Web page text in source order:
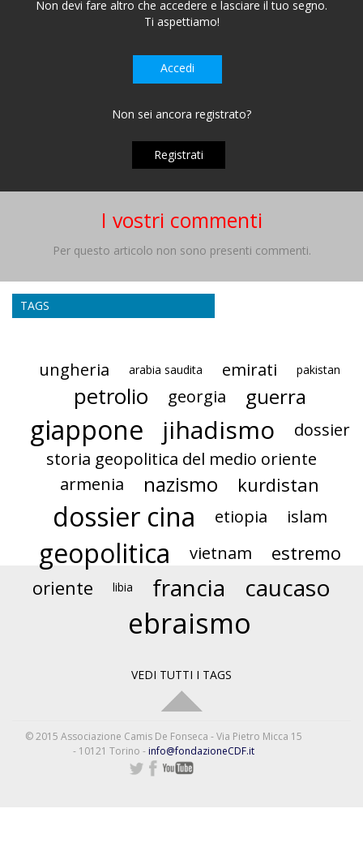
Non devi fare altro che accedere e lasciare il tuo segno.
Ti aspettiamo!
Accedi
Non sei ancora registrato?
Registrati
I vostri commenti
Per questo articolo non sono presenti commenti.
TAGS
ungheria arabia saudita emirati pakistan
petrolio georgia guerra
giappone jihadismo
dossier
storia geopolitica del medio oriente
armenia
nazismo kurdistan
dossier cina etiopia islam
geopolitica vietnam
estremo
oriente
libia francia caucaso
ebraismo
VEDI TUTTI I TAGS
© 2015 Associazione Camis De Fonseca - Via Pietro Micca 15
- 10121 Torino - info@fondazioneCDF.it